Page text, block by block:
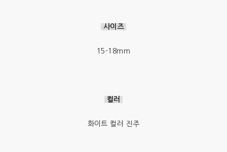
사이즈
15-18mm
컬러
화이트 컬러 진주